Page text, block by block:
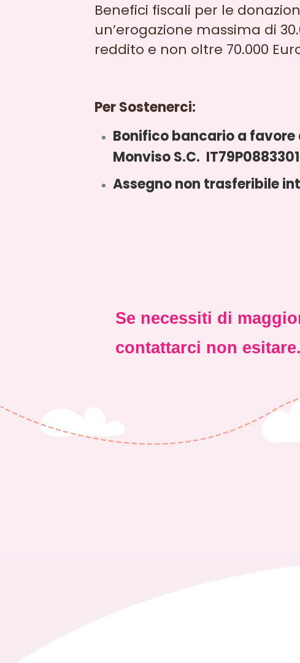
Benefici fiscali per le
un’erogazione massima di
reddito e non oltre 70.000
Per Sostenerci:
Bonifico bancario a favore
Monviso S.C.
Assegno non trasferibile
Se necessiti di
contattarci non